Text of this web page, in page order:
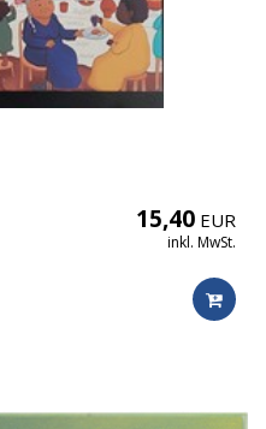
15,40 EUR
inkl. MwSt.